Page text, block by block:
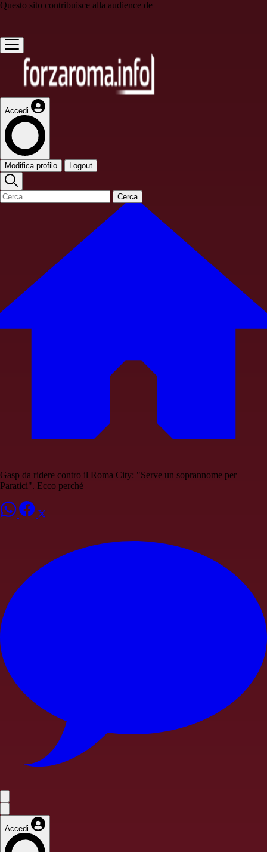
Questo sito contribuisce alla audience de
Accedi
Modifica profilo Logout
Cerca
Gasp da ridere contro il Roma City: "Serve un soprannome per
Paratici". Ecco perché
Accedi